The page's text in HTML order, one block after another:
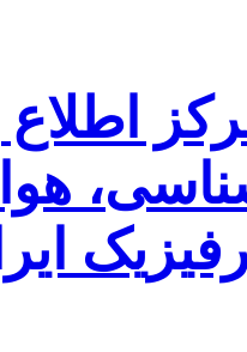
اطلاع